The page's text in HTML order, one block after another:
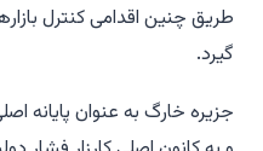
طریق چنین اقدامی کنترل
گیرد.
جزیره خارگ به عنوان پایانه